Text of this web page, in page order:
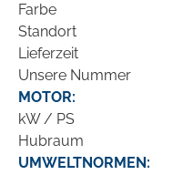
Farbe
Standort
Lieferzeit
Unsere Nummer
MOTOR:
kW / PS
Hubraum
UMWELTNORMEN: